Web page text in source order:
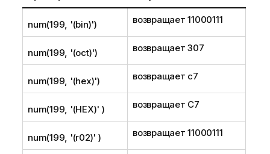
num(199, '(bin)') возвращает11000111
num(199, '(oct)') возвращает307
num(199, '(hex)') возвращает c7
num(199, '(HEX)' ) возвращает C7
num(199, '(r02)' ) возвращает11000111